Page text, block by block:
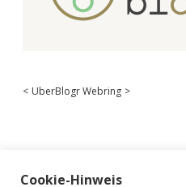
< UberBlogr Webring >
Cookie-Hinweis